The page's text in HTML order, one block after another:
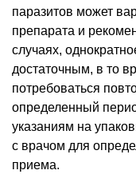
паразитов может
препарата и
случаях,
достаточным, в то
потребоваться
определенный
указаниям на
с врачом для
приема.